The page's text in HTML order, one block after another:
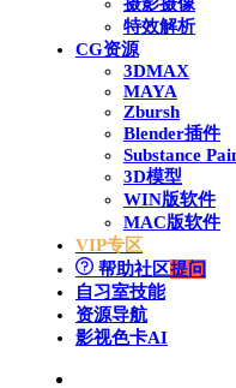
特效解析
CG资源
3DMAX
MAYA
Zbursh
Blender插件
Substance
3D模型
WIN版软件
MAC版软件
VIP专区
帮助社区提问
自习室技能
资源导航
影视色卡AI